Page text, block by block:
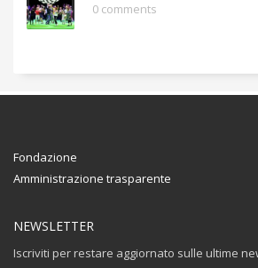
0 comments
Fondazione
Amministrazione trasparente
NEWSLETTER
Iscriviti per restare aggiornato sulle ultime